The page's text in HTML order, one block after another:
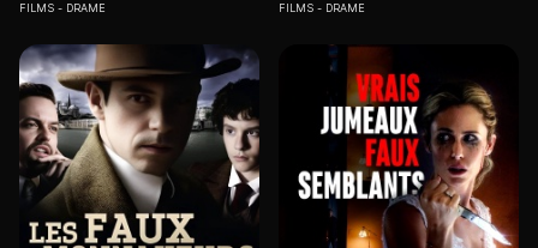
FILMS DRAME FILMS DRAME